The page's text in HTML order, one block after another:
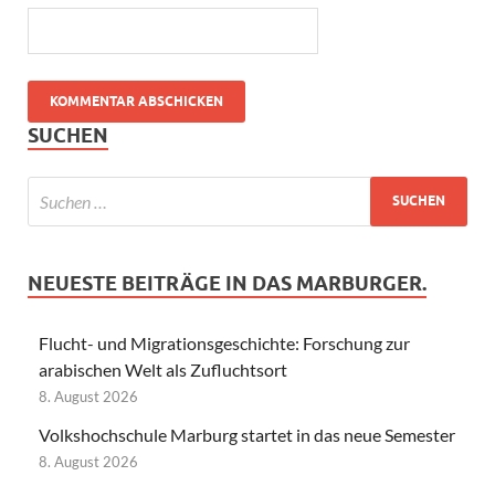
SUCHEN
NEUESTE BEITRÄGE IN DAS MARBURGER.
Flucht- und Migrationsgeschichte: Forschung zur
arabischen Welt als Zufluchtsort
8. August 2026
Volkshochschule Marburg startet in das neue Semester
8. August 2026